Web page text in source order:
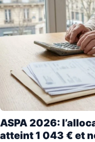
ASPA 2026:
atteint 1 043 € et